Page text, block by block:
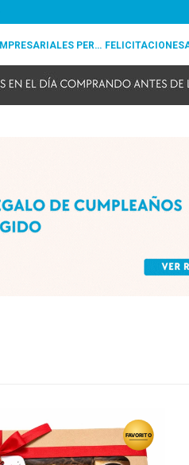
REGALOS EMPRESARIALES PERSONALIZADOS FELICITACIONES